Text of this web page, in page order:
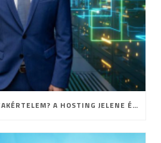
FELHŐ VAGY HELYI SZAKÉRTELEM? A HOSTING JELENE ÉS JÖVŐJE